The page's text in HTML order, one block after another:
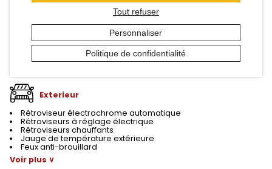
Boîte de vitesse automatique
Verrouillage centralisé
Vitres électriques avant
Exterieur
Rétroviseur électrochrome automatique
Rétroviseurs à réglage électrique
Rétroviseurs chauffants
Jauge de température extérieure
Feux anti-brouillard
Voir plus ∨
Tout refuser
Personnaliser
Politique de confidentialité